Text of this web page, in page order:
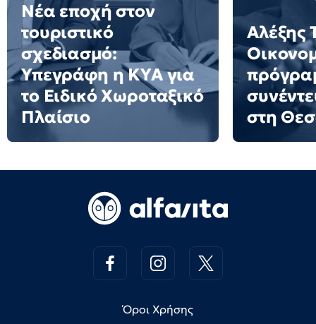
Νέα εποχή στον
τουριστικό
σχεδιασμό:
Υπεγράφη η ΚΥΑ για
το Ειδικό Χωροταξικό
Πλαίσιο
Αλέξης
στη
Όροι Χρήσης